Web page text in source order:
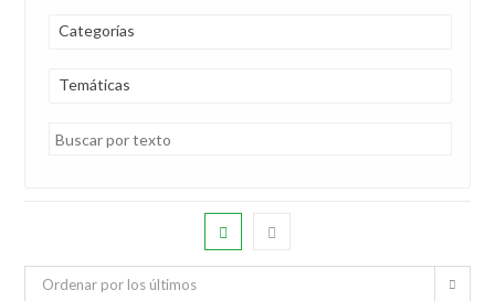
Categorías
Temáticas
Ordenar por los últimos